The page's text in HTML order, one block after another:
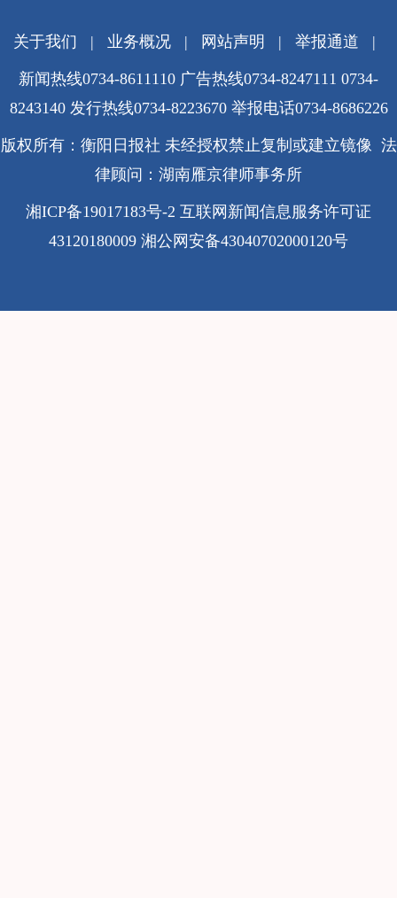
关于我们 | 业务概况| 网站声明 | 举报通道 |
新闻热线0734-8611110 广告热线0734-8247111 0734-
8243140 发行热线0734-8223670 举报电话0734-8686226
版权所有：衡阳日报社 未经授权禁止复制或建立镜像 法
律顾问：湖南雁京律师事务所
湘ICP备19017183号-2 互联网新闻信息服务许可证
43120180009 湘公网安备43040702000120号